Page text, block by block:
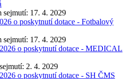
sejmutí: 17. 4. 2029
o poskytnutí dotace - Fotbalový
sejmutí: 17. 4. 2029
o poskytnutí dotace - MEDICAL
2. 4. 2029
o poskytnutí dotace - SH ČMS